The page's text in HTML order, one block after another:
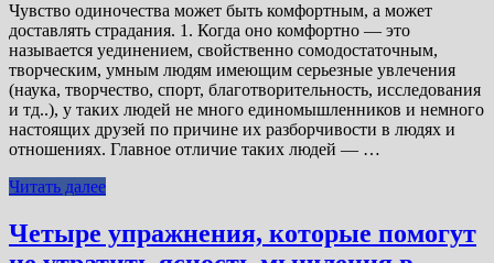
Чувство одиночества может быть комфортным, а может
доставлять страдания. 1. Когда оно комфортно — это
называется уединением, свойственно сомодостаточным,
творческим, умным людям имеющим серьезные увлечения
(наука, творчество, спорт, благотворительность, исследования
и тд..), у таких людей не много единомышленников и немного
настоящих друзей по причине их разборчивости в людях и
отношениях. Главное отличие таких людей — …
Читать далее
Четыре упражнения, которые помогут